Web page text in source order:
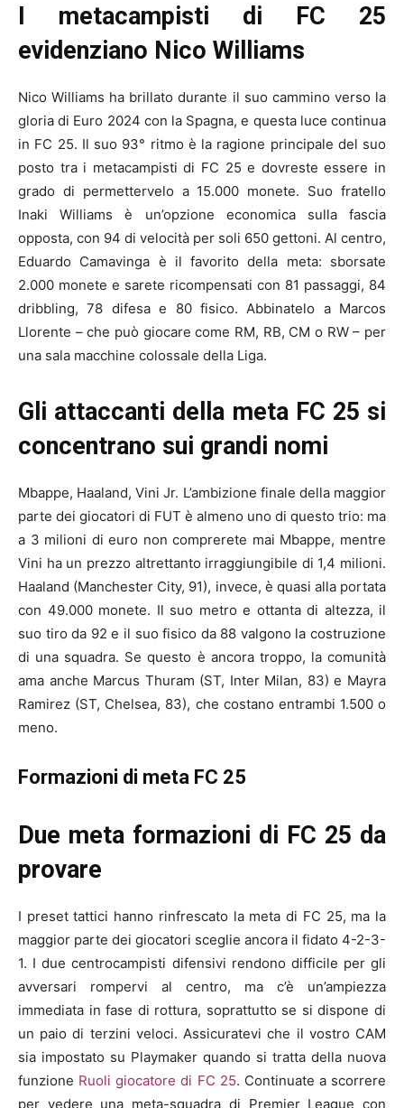
I metacampisti di FC 25
evidenziano Nico Williams
Nico Williams ha brillato durante il suo cammino verso la
gloria di Euro 2024 con la Spagna, e questa luce continua
in FC 25. Il suo 93° ritmo è la ragione principale del suo
posto tra i metacampisti di FC 25 e dovreste essere in
grado di permettervelo a 15.000 monete. Suo fratello
Inaki Williams è un’opzione economica sulla fascia
opposta, con 94 di velocità per soli 650 gettoni. Al centro,
Eduardo Camavinga è il favorito della meta: sborsate
2.000 monete e sarete ricompensati con 81 passaggi, 84
dribbling, 78 difesa e 80 fisico. Abbinatelo a Marcos
Llorente – che può giocare come RM, RB, CM o RW – per
una sala macchine colossale della Liga.
Gli attaccanti della meta FC 25 si
concentrano sui grandi nomi
Mbappe, Haaland, Vini Jr. L’ambizione finale della maggior
parte dei giocatori di FUT è almeno uno di questo trio: ma
a 3 milioni di euro non comprerete mai Mbappe, mentre
Vini ha un prezzo altrettanto irraggiungibile di 1,4 milioni.
Haaland (Manchester City, 91), invece, è quasi alla portata
con 49.000 monete. Il suo metro e ottanta di altezza, il
suo tiro da 92 e il suo fisico da 88 valgono la costruzione
di una squadra. Se questo è ancora troppo, la comunità
ama anche Marcus Thuram (ST, Inter Milan, 83) e Mayra
Ramirez (ST, Chelsea, 83), che costano entrambi 1.500 o
meno.
Formazioni di meta FC 25
Due meta formazioni di FC 25 da
provare
I preset tattici hanno rinfrescato la meta di FC 25, ma la
maggior parte dei giocatori sceglie ancora il fidato 4-2-3-
1. I due centrocampisti difensivi rendono difficile per gli
avversari rompervi al centro, ma c’è un’ampiezza
immediata in fase di rottura, soprattutto se si dispone di
un paio di terzini veloci. Assicuratevi che il vostro CAM
sia impostato su Playmaker quando si tratta della nuova
funzione Ruoli giocatore di FC 25. Continuate a scorrere
per vedere una meta-squadra di Premier League con